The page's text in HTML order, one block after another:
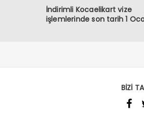
İndirimli Kocaelikart vize
işlemlerinde son tarih 1
BİZİ